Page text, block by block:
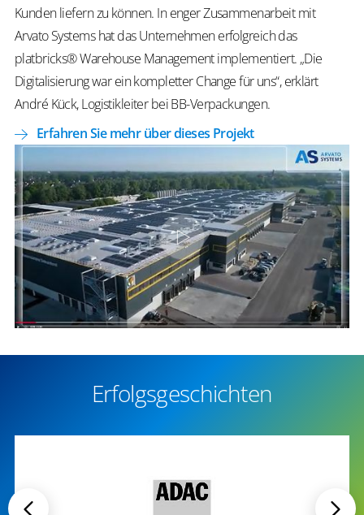
Kunden liefern zu können. In enger Zusammenarbeit mit
Arvato Systems hat das Unternehmen erfolgreich das
platbricks® Warehouse Management implementiert. „Die
Digitalisierung war ein kompletter Change für uns“, erklärt
André Kück, Logistikleiter bei BB-Verpackungen.
Erfahren Sie mehr über dieses Projekt
Erfolgsgeschichten